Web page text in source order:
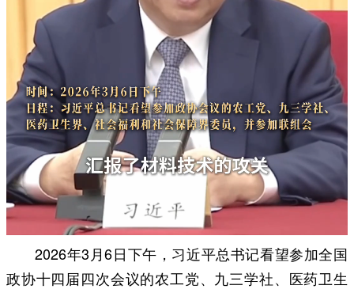
2026年3月6日下午，习近平总书记看望参加全国
政协十四届四次会议的农工党、九三学社、医药卫生